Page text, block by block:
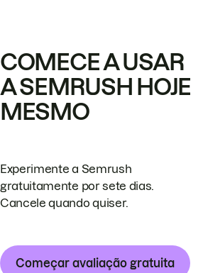
COMECE A USAR
A SEMRUSH HOJE
MESMO
Experimente a Semrush
gratuitamente por sete dias.
Cancele quando quiser.
Começar avaliação gratuita